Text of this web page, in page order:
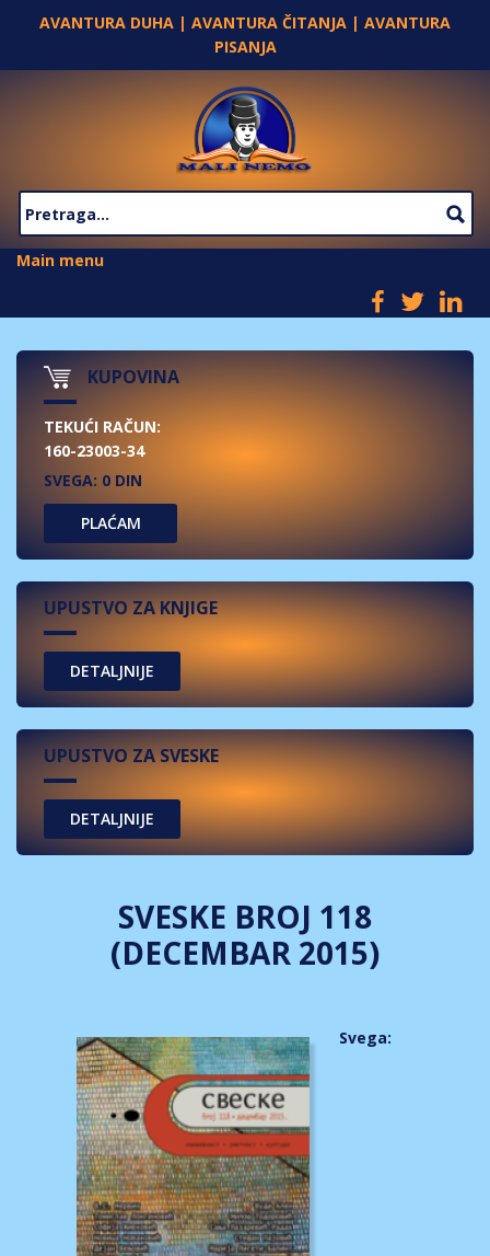
AVANTURA DUHA | AVANTURA ČITANJA | AVANTURA
PISANJA
SEARCH FORM
Main menu
KUPOVINA
TEKUĆI RAČUN:
160-23003-34
SVEGA: 0 DIN
PLAĆAM
UPUSTVO ZA KNJIGE
UPUSTVO ZA SVESKE
SVESKE BROJ 118
(DECEMBAR 2015)
Svega: